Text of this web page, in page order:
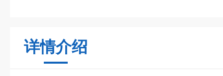
详情介绍